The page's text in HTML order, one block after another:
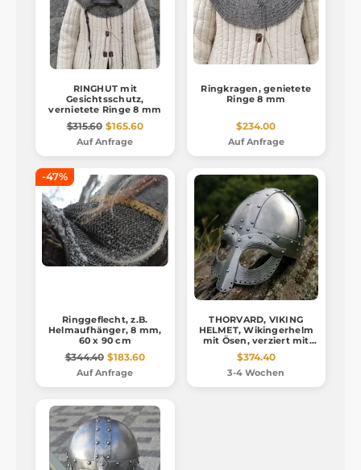
RINGHUT mit
Gesichtsschutz,
vernietete Ringe 8 mm
$315.60 $165.60
Auf Anfrage
Ringkragen, genietete
Ringe 8 mm
$234.00
Auf Anfrage
-47%
Ringgeflecht, z.B.
Helmaufhänger, 8 mm,
60 x 90 cm
$344.40 $183.60
Auf Anfrage
THORVARD, VIKING
HELMET, Wikingerhelm
mit Ösen, verziert mit
2mm
Kaltschmiedearbeit
$374.40
3-4 Wochen